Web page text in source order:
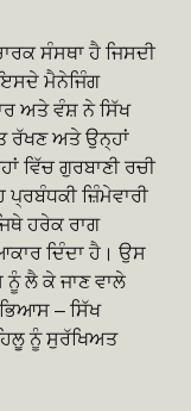
ਸੰਸਥਾ ਹੈ ਜਿਸਦੀ
ਮੈਨੇਜਿੰਗ
ਅਤੇ ਵੰਸ਼ ਨੇ ਸਿੱਖ
ਰੱਖਣ ਅਤੇ ਉਨ੍ਹਾਂ
ਵਿੱਚ ਗੁਰਬਾਣੀ ਰਚੀ
ਜ਼ਿੰਮੇਵਾਰੀ
ਹਰੇਕ ਰਾਗ
ਦਿੰਦਾ ਹੈ। ਉਸ
ਲੈ ਕੇ ਜਾਣ ਵਾਲੇ
– ਸਿੱਖ
ਨੂੰ ਸੁਰੱਖਿਅਤ